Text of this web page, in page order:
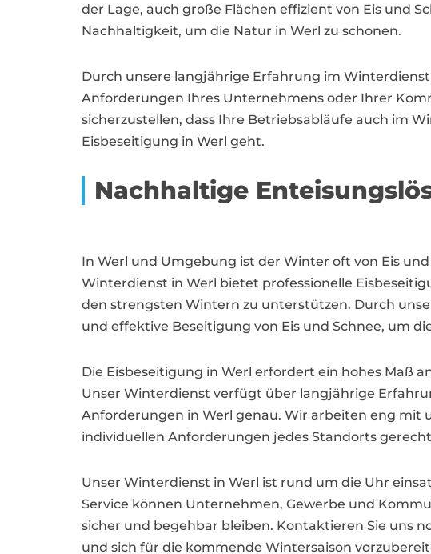
der Lage, auch große Flächen effizient von Eis und
Nachhaltigkeit, um die Natur in Werl zu schonen.
Durch unsere langjährige Erfahrung im
Anforderungen Ihres Unternehmens oder Ihrer
sicherzustellen, dass Ihre Betriebsabläufe auch im
Eisbeseitigung in Werl geht.
Nachhaltige
In Werl und Umgebung ist der Winter oft von Eis
Winterdienst in Werl bietet professionelle
den strengsten Wintern zu unterstützen. Durch
und effektive Beseitigung von Eis und Schnee, um
Die Eisbeseitigung in Werl erfordert ein hohes Maß
Unser Winterdienst verfügt über langjährige
Anforderungen in Werl genau. Wir arbeiten eng mit
individuellen Anforderungen jedes Standorts
Unser Winterdienst in Werl ist rund um die Uhr
Service können Unternehmen, Gewerbe und
sicher und begehbar bleiben. Kontaktieren Sie uns
und sich für die kommende Wintersaison